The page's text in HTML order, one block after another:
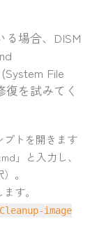
場合、DISM
File
復を試みてく
プトを開きます
」と入力し、
。
す。
image